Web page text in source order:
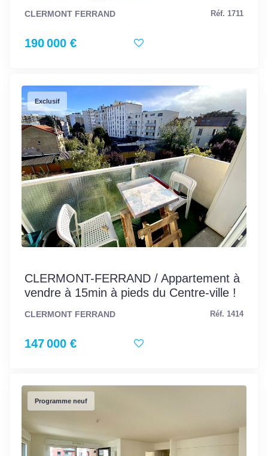
CLERMONT FERRAND Réf. 1711
190 000 €
Exclusif
CLERMONT-FERRAND / Appartement à
vendre à 15min à pieds du Centre-ville !
CLERMONT FERRAND Réf. 1414
147 000 €
Programme neuf